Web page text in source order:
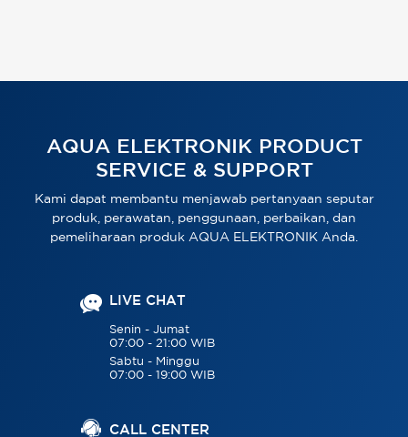
AQUA ELEKTRONIK PRODUCT
SERVICE & SUPPORT
Kami dapat membantu menjawab pertanyaan seputar
produk, perawatan, penggunaan, perbaikan, dan
pemeliharaan produk AQUA ELEKTRONIK Anda.
LIVE CHAT
Senin - Jumat
07:00 - 21:00 WIB
Sabtu - Minggu
07:00 - 19:00 WIB
CALL CENTER